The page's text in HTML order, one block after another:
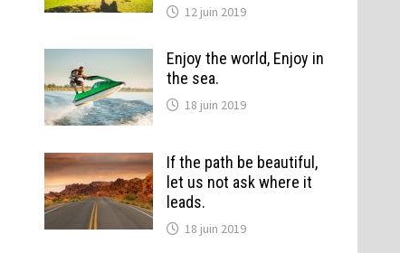
12 juin 2019
Enjoy the world, Enjoy in
the sea.
18 juin 2019
If the path be beautiful,
let us not ask where it
leads.
18 juin 2019